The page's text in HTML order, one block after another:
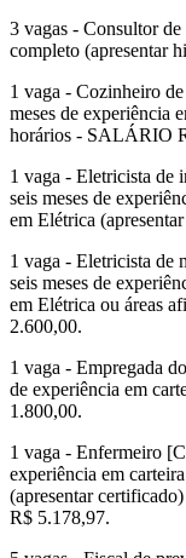
3 vagas - Consultor
completo (apresentar
1 vaga - Cozinheiro
meses de experiência
horários - SALÁRIO
1 vaga - Eletricista de
seis meses de
em Elétrica
1 vaga - Eletricista de
seis meses de
em Elétrica ou áreas
2.600,00.
1 vaga - Empregada
de experiência em
1.800,00.
1 vaga - Enfermeiro
experiência em
(apresentar
R$ 5.178,97.